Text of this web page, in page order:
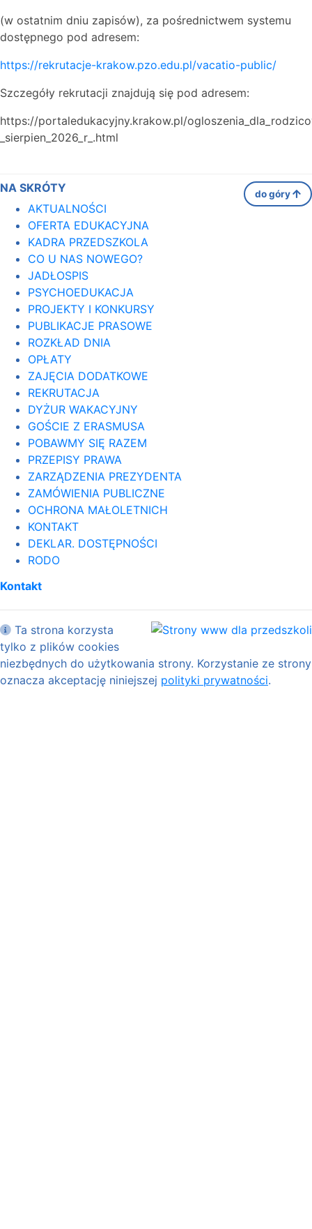
(w ostatnim dniu zapisów), za pośrednictwem systemu
dostępnego pod adresem:
https://rekrutacje-krakow.pzo.edu.pl/vacatio-public/
Szczegóły rekrutacji znajdują się pod adresem:
https://portaledukacyjny.krakow.pl/
_sierpien_2026_r_.html
NA SKRÓTY do góry
AKTUALNOŚCI
OFERTA EDUKACYJNA
KADRA PRZEDSZKOLA
CO U NAS NOWEGO?
JADŁOSPIS
PSYCHOEDUKACJA
PROJEKTY I KONKURSY
PUBLIKACJE PRASOWE
ROZKŁAD DNIA
OPŁATY
ZAJĘCIA DODATKOWE
REKRUTACJA
DYŻUR WAKACYJNY
GOŚCIE Z ERASMUSA
POBAWMY SIĘ RAZEM
PRZEPISY PRAWA
ZARZĄDZENIA PREZYDENTA
ZAMÓWIENIA PUBLICZNE
OCHRONA MAŁOLETNICH
KONTAKT
DEKLAR. DOSTĘPNOŚCI
RODO
Kontakt
Ta strona korzysta
tylko z plików cookies
niezbędnych do użytkowania strony. Korzystanie ze strony
oznacza akceptację niniejszej polityki prywatności.